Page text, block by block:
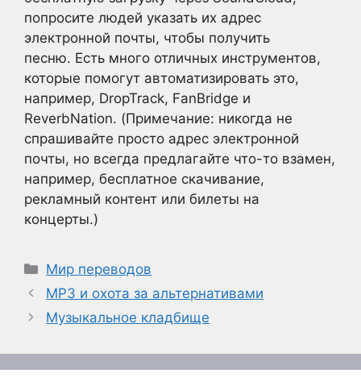
попросите людей указать их адрес
электронной почты, чтобы получить
песню. Есть много отличных инструментов,
которые помогут автоматизировать это,
например, DropTrack, FanBridge и
ReverbNation. (Примечание: никогда не
спрашивайте просто адрес электронной
почты, но всегда предлагайте что-то взамен,
например, бесплатное скачивание,
рекламный контент или билеты на
концерты.)
Рубрики
Мир переводов
MP3 и охота за альтернативами
Музыкальное кладбище